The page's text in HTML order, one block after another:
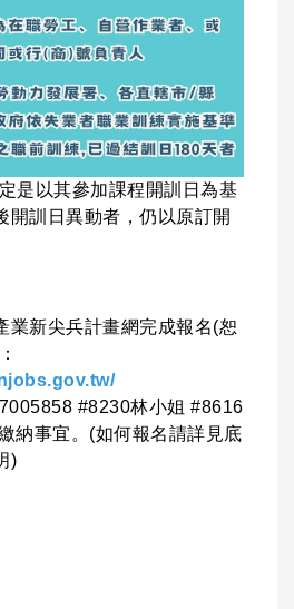
是以其參加課程開訓日為基
開訓日異動者，仍以原訂開
業新尖兵計畫網完成報名(恕
#8230林小姐 #8616
納事宜。(如何報名請詳見底
)